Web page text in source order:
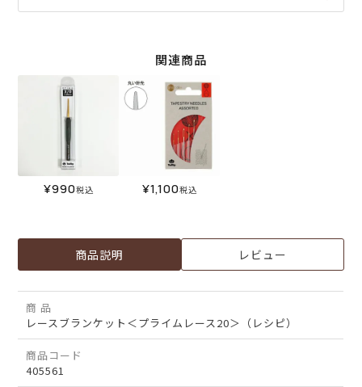
関連商品
¥990税込 ¥1,100税込
商品説明 レビュー
商 品
レースブランケット＜プライムレース20＞（レシピ）
商品コード
405561